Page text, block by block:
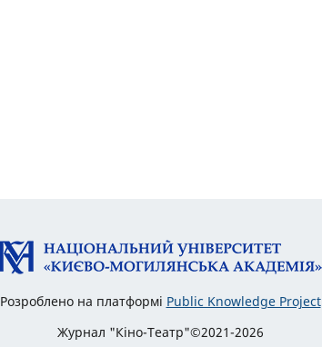
Розроблено на платформі Public Knowledge Project
Журнал "Кіно-Театр"©2021-2026